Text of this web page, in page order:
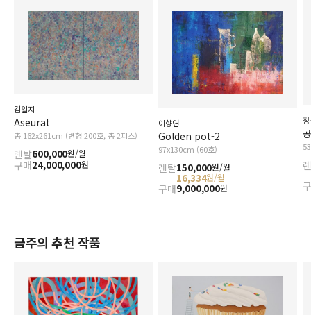
김일지
Aseurat
총 162x261cm (변형 200호, 총 2피스)
렌탈600,000원/월
구매24,000,000원
이향연
Golden pot-2
97x130cm (60호)
렌탈150,000원/월
16,334원/월
구매9,000,000원
금주의 추천 작품